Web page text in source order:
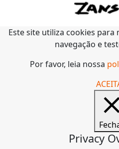
Este site utiliza cookies
navegação e
Por favor, leia nossa
Privacy